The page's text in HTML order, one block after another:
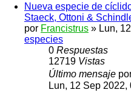
Nueva especie de
Staeck, Ottoni &
por Francistrus » Lun,
especies
0 Respuestas
12719 Vistas
Último mensaje
Lun, 12 Sep 2022,